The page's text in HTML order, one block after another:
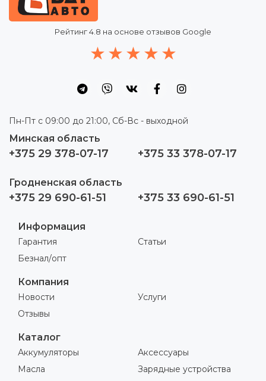
Рейтинг4.8 на основе отзывов Google
Пн-Пт с 09:00 до 21:00, Сб-Вс - выходной
Минская область
+375 29 378-07-17 +375 33 378-07-17
Гродненская область
+375 29 690-61-51 +375 33 690-61-51
Информация
Гарантия
Безнал/опт
Статьи
Компания
Новости
Отзывы
Услуги
Каталог
Аккумуляторы
Масла
Аксессуары
Зарядные устройства